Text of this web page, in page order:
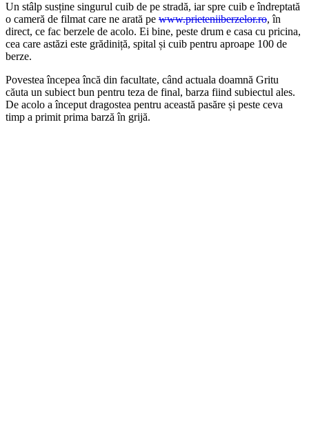
Un stâlp susține singurul cuib de pe stradă, iar spre cuib e îndreptată
o cameră de filmat care ne arată pe www.prieteniiberzelor.ro, în
direct, ce fac berzele de acolo. Ei bine, peste drum e casa cu pricina,
cea care astăzi este grădiniță, spital și cuib pentru aproape 100 de
berze.
Povestea începea încă din facultate, când actuala doamnă Gritu
căuta un subiect bun pentru teza de final, barza fiind subiectul ales.
De acolo a început dragostea pentru această pasăre și peste ceva
timp a primit prima barză în grijă.